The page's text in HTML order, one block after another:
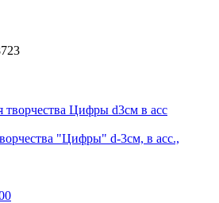
"Цифры" d-3см, в асс.,